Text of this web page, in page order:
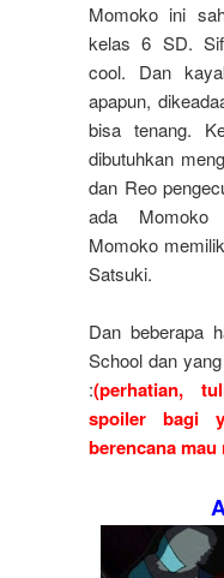
Momoko ini
kelas 6 SD.
cool. Dan
apapun,
bisa tenang.
dibutuhkan
dan Reo
ada Momoko
Momoko
Satsuki.
Dan beberapa
School dan
:(perhatian,
spoiler bagi
berencana